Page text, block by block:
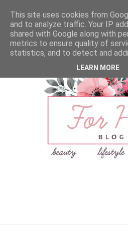
This site uses cookies from
and to analyze traffic. Your IP
shared with Google along with
metrics to ensure quality of
statistics, and to detect and
LEARN MORE